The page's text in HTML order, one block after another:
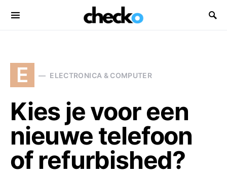
Search for:
E ELECTRONICA & COMPUTER
Kies je voor een
nieuwe telefoon
of refurbished?